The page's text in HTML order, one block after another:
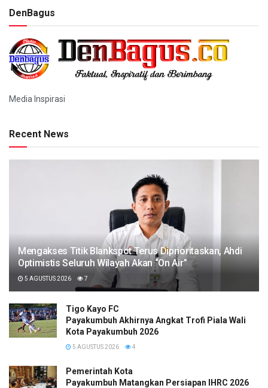
DenBagus
Media Inspirasi
Recent News
Mengakses Titik Blankspot Terus Diprioritaskan, Ahdi
Optimistis Seluruh Wilayah Akan “On Air”
5 AGUSTUS 2026 7
Tigo Kayo FC
Payakumbuh Akhirnya Angkat Trofi Piala Wali
Kota Payakumbuh 2026
5 AGUSTUS 2026 4
Pemerintah Kota
Payakumbuh Matangkan Persiapan IHRC 2026